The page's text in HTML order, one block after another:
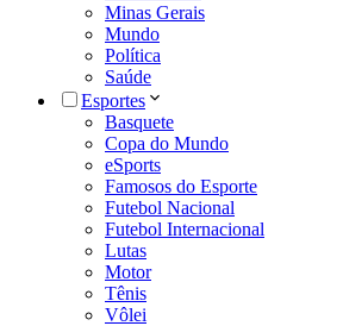
Minas Gerais
Mundo
Política
Saúde
Esportes
Basquete
Copa do Mundo
eSports
Famosos do Esporte
Futebol Nacional
Futebol Internacional
Lutas
Motor
Tênis
Vôlei